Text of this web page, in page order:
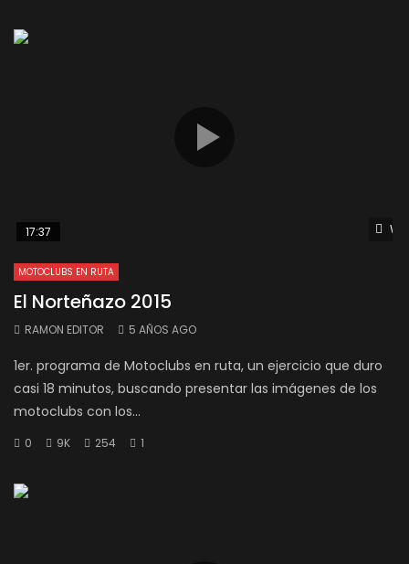
17:37
MOTOCLUBS EN RUTA
El Norteñazo 2015
RAMON EDITOR 5 AÑOS AGO
1er. programa de Motoclubs en ruta, un ejercicio que duro
casi 18 minutos, buscando presentar las imágenes de los
motoclubs con los...
0 9K 254 1